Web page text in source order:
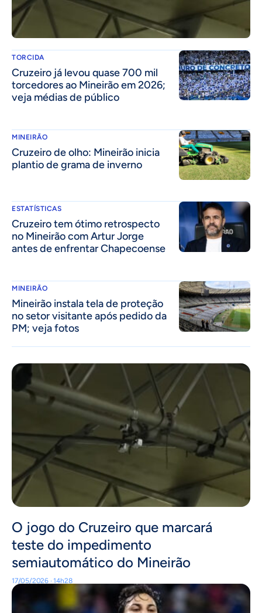
TORCIDA
Cruzeiro já levou quase 700 mil
torcedores ao Mineirão em 2026;
veja médias de público
MINEIRÃO
Cruzeiro de olho: Mineirão inicia
plantio de grama de inverno
ESTATÍSTICAS
Cruzeiro tem ótimo retrospecto
no Mineirão com Artur Jorge
antes de enfrentar Chapecoense
MINEIRÃO
Mineirão instala tela de proteção
no setor visitante após pedido da
PM; veja fotos
O jogo do Cruzeiro que marcará
teste do impedimento
semiautomático do Mineirão
17/05/2026 · 14h28